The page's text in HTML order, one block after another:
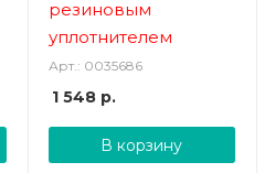
резиновым
уплотнителем
Арт.: 0035686
1 548р.
В корзину